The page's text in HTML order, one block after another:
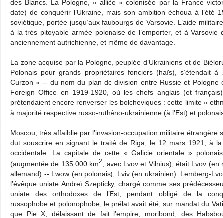
des Blancs. La Pologne, « alliée » colonisée par la France
date) de conquérir l’Ukraine, mais son ambition échoua à l’été
soviétique, portée jusqu’aux faubourgs de Varsovie. L’aide
à la très pitoyable armée polonaise de l’emporter, et à Varsovie
anciennement autrichienne, et même de davantage.
La zone acquise par la Pologne, peuplée d’Ukrainiens et de
Polonais pour grands propriétaires fonciers (haïs), s’étendait
Curzon » ‑‑ du nom du plan de division entre Russie et Pologne
Foreign Office en 1919-1920, où les chefs anglais (et
prétendaient encore renverser les bolcheviques : cette limite «
à majorité respective russo-ruthéno-ukrainienne (à l’Est) et
Moscou, très affaiblie par l’invasion-occupation militaire étrangère
dut souscrire en signant le traité de Riga, le 12 mars 1921, à la
occidentale. La capitale de cette « Galicie orientale »
(augmentée de 135 000 km2
, avec Lvov et Vilnius), était Lvov
allemand) ‑‑ Lwow (en polonais), Lviv (en ukrainien). Lemberg-
l’évêque uniate Andreï Szepticky, chargé comme ses
uniate des orthodoxes de l’Est, pendant obligé de la
russophobe et polonophobe, le prélat avait été, sur mandat du
que Pie X, délaissant de fait l’empire, moribond, des